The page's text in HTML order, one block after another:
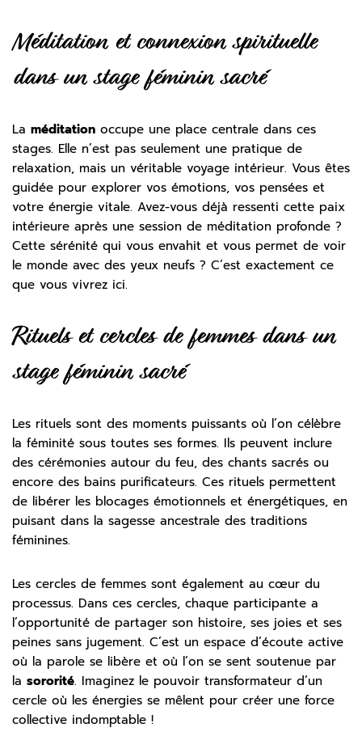
Méditation et connexion spirituelle
dans un stage féminin sacré
La méditation occupe une place centrale dans ces
stages. Elle n’est pas seulement une pratique de
relaxation, mais un véritable voyage intérieur. Vous êtes
guidée pour explorer vos émotions, vos pensées et
votre énergie vitale. Avez-vous déjà ressenti cette paix
intérieure après une session de méditation profonde ?
Cette sérénité qui vous envahit et vous permet de voir
le monde avec des yeux neufs ? C’est exactement ce
que vous vivrez ici.
Rituels et cercles de femmes dans un
stage féminin sacré
Les rituels sont des moments puissants où l’on célèbre
la féminité sous toutes ses formes. Ils peuvent inclure
des cérémonies autour du feu, des chants sacrés ou
encore des bains purificateurs. Ces rituels permettent
de libérer les blocages émotionnels et énergétiques, en
puisant dans la sagesse ancestrale des traditions
féminines.
Les cercles de femmes sont également au cœur du
processus. Dans ces cercles, chaque participante a
l’opportunité de partager son histoire, ses joies et ses
peines sans jugement. C’est un espace d’écoute active
où la parole se libère et où l’on se sent soutenue par
la sororité. Imaginez le pouvoir transformateur d’un
cercle où les énergies se mêlent pour créer une force
collective indomptable !